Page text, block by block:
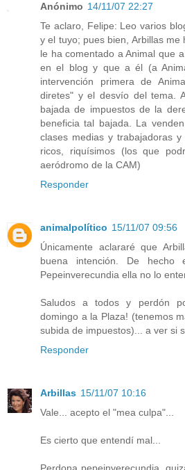
Anónimo 14/11/07 22:27
Te aclaro, Felipe: Leo varios
y el tuyo; pues bien, Arbillas
le ha comentado a Animal que
en el blog y que a él (a
intervención primera de
diretes" y el desvío del tema.
bajada de impuestos de la
beneficia tal bajada. La
clases medias y trabajadoras
ricos, riquísimos (los que
aeródromo de la CAM)
Responder
animalpolítico 15/11/07 09:56
Únicamente aclararé que
buena intención. De hecho
Pepeinverecundia ella no lo
Saludos a todos y perdón
domingo a la Plaza! (tenemos
subida de impuestos)... a ver si
Responder
Arbillas 15/11/07 10:16
Vale... acepto el "mea culpa"...
Es cierto que entendí mal...